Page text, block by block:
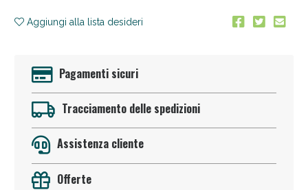
Aggiungi alla lista desideri
Pagamenti sicuri
Tracciamento delle spedizioni
Assistenza cliente
Offerte
Anticellulite e Fanghi: Sconto fino al 40% valido